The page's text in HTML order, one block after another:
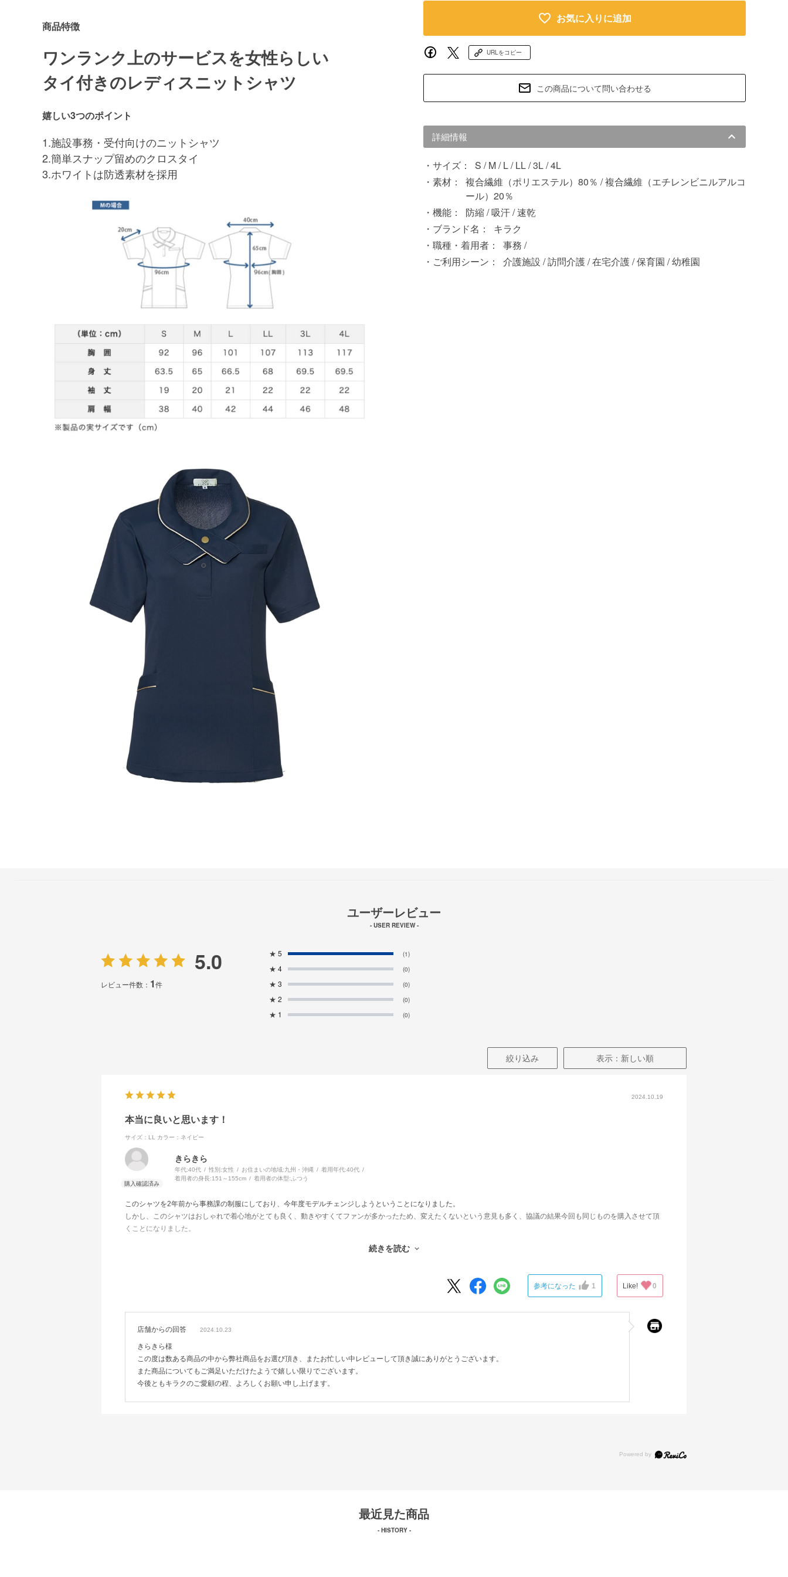
商品特徴
ワンランク上のサービスを女性らしい
タイ付きのレディスニットシャツ
嬉しい3つのポイント
1.施設事務・受付向けのニットシャツ
2.簡単スナップ留めのクロスタイ
3.ホワイトは防透素材を採用
お気に入りに追加
URLをコピー
この商品について問い合わせる
詳細情報
サイズ：
S / M / L / LL / 3L / 4L
素材：
複合繊維（ポリエステル）80％ / 複合繊維（エチレンビニルアルコ
ール）20％
機能：
防縮 / 吸汗 / 速乾
ブランド名：
キラク
職種・着用者：
事務 /
ご利用シーン：
介護施設 / 訪問介護 / 在宅介護 / 保育園 / 幼稚園
ユーザーレビュー
- USER REVIEW -
5.0
レビュー件数： 1件
★ 5 (1)
★ 4 (0)
★ 3 (0)
★ 2 (0)
★ 1 (0)
絞り込み 表示：新しい順
2024.10.19
本当に良いと思います！
サイズ：LL カラー：ネイビー
きらきら
年代:40代 性別:女性 お住まいの地域:九州・沖縄 着用年代:40代
着用者の身長:151～155cm 着用者の体型: ふつう
このシャツを2年前から事務課の制服にしており、今年度モデルチェンジしようということになりました。
しかし、このシャツはおしゃれで着心地がとても良く、動きやすくてファンが多かったため、変えたくないという意見も多く、協議の結果今回も同じものを購入させて頂
くことになりました。
また、この「KIRAKU」は安心の「トンボ」ブランド（と言うことを実は今回初めて知りました・・・）なのでますます良質なのが納得いきました。
続きを読む
参考になった 1 Like! 0
店舗からの回答 2024.10.23
きらきら様
この度は数ある商品の中から弊社商品をお選び頂き、またお忙しい中レビューして頂き誠にありがとうございます。
また商品についてもご満足いただけたようで嬉しい限りでございます。
今後ともキラクのご愛顧の程、よろしくお願い申し上げます。
最近見た商品
- HISTORY -